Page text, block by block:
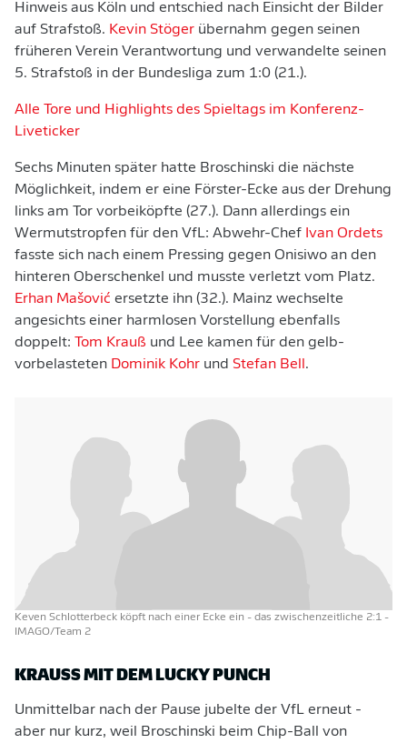
Hinweis aus Köln und entschied nach Einsicht der Bilder
auf Strafstoß. Kevin Stöger übernahm gegen seinen
früheren Verein Verantwortung und verwandelte seinen
5. Strafstoß in der Bundesliga zum 1:0 (21.).
Alle Tore und Highlights des Spieltags im Konferenz-
Liveticker
Sechs Minuten später hatte Broschinski die nächste
Möglichkeit, indem er eine Förster-Ecke aus der Drehung
links am Tor vorbeiköpfte (27.). Dann allerdings ein
Wermutstropfen für den VfL: Abwehr-Chef Ivan Ordets
fasste sich nach einem Pressing gegen Onisiwo an den
hinteren Oberschenkel und musste verletzt vom Platz.
Erhan Mašović ersetzte ihn (32.). Mainz wechselte
angesichts einer harmlosen Vorstellung ebenfalls
doppelt:
Tom Krauß und Lee kamen für den gelb-
vorbelasteten Dominik Kohr und Stefan Bell .
Keven Schlotterbeck köpft nach einer Ecke ein - das zwischenzeitliche 2:1 -
IMAGO/Team 2
KRAUSS MIT DEM LUCKY PUNCH
Unmittelbar nach der Pause jubelte der VfL erneut -
aber nur kurz, weil Broschinski beim Chip-Ball von